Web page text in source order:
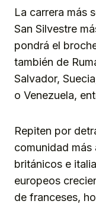
La carrera más
San Silvestre
pondrá el
también de
Salvador,
o Venezuela,
Repiten por
comunidad más
británicos e
europeos
de franceses,